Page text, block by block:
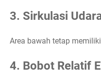
3. Sirkulasi
Area bawah tetap
4. Bobot Relatif